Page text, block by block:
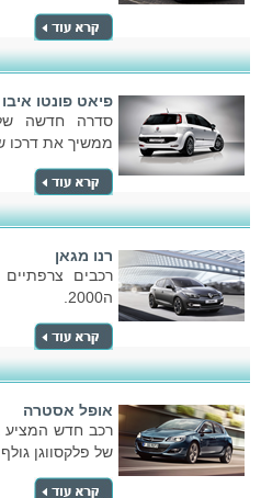
פיאט פונטו איבו
סדרה חדשה
ממשיך את דרכו
רנו מגאן
ה2000.
אופל אסטרה
רכב חדש
של פלקסווגן גולף.